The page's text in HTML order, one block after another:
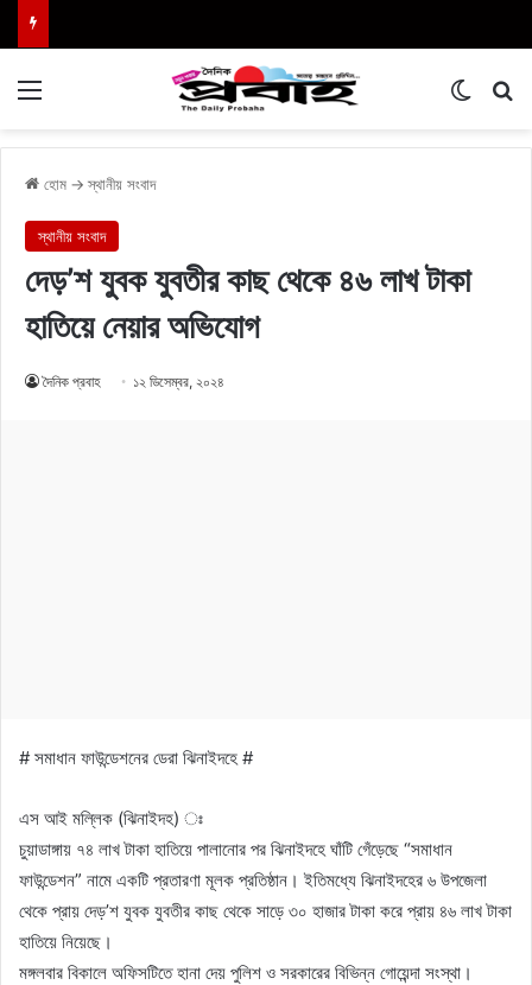
হোম → স্থানীয় সংবাদ
স্থানীয় সংবাদ
দেড়’শ যুবক যুবতীর কাছ থেকে ৪৬ লাখ টাকা
হাতিয়ে নেয়ার অভিযোগ
দৈনিক প্রবাহ ১২ ডিসেম্বর, ২০২৪
# সমাধান ফাউন্ডেশনের ডেরা ঝিনাইদহে #
এস আই মল্লিক (ঝিনাইদহ) ঃ
চুয়াডাঙ্গায় ৭৪ লাখ টাকা হাতিয়ে পালানোর পর ঝিনাইদহে ঘাঁটি গেঁড়েছে “সমাধান
ফাউন্ডেশন” নামে একটি প্রতারণা মূলক প্রতিষ্ঠান। ইতিমধ্যে ঝিনাইদহের ৬ উপজেলা
থেকে প্রায় দেড়’শ যুবক যুবতীর কাছ থেকে সাড়ে ৩০ হাজার টাকা করে প্রায় ৪৬ লাখ টাকা
হাতিয়ে নিয়েছে।
মঙ্গলবার বিকালে অফিসটিতে হানা দেয় পুলিশ ও সরকারের বিভিন্ন গোয়েন্দা সংস্থা।